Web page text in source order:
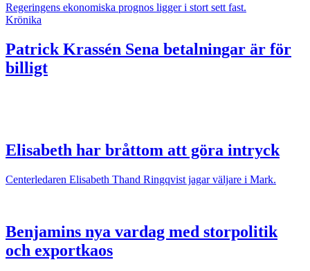
Regeringens ekonomiska prognos ligger i stort sett fast.
Krönika
Patrick Krassén Sena betalningar är för
billigt
Elisabeth har bråttom att göra intryck
Centerledaren Elisabeth Thand Ringqvist jagar väljare i Mark.
Benjamins nya vardag med storpolitik
och exportkaos